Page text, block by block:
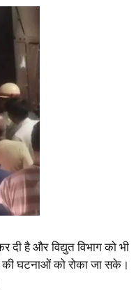
है और विद्युत विभाग को भी
की घटनाओं को रोका जा सके।